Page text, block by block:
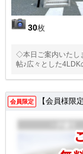
30枚
◇本日ご案内いたし
帖♪広々とした4LDK
会員限定 【会員様限